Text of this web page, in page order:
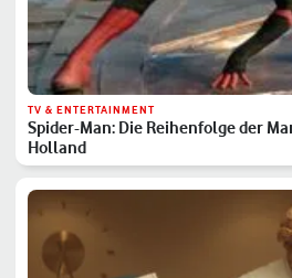
TV & ENTERTAINMENT
Spider-Man: Die Reihenfolge der
Holland